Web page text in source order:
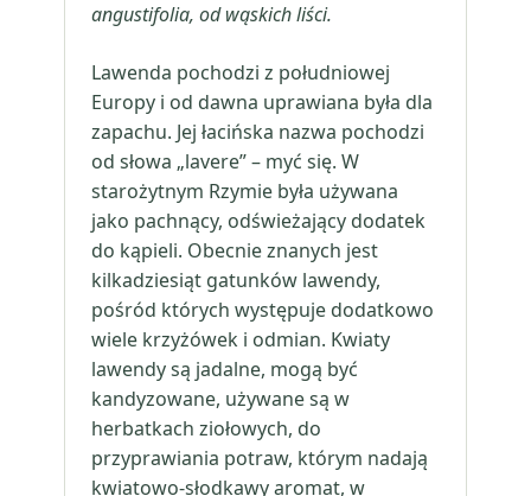
angustifolia, od wąskich liści.
Lawenda pochodzi z południowej
Europy i od dawna uprawiana była dla
zapachu. Jej łacińska nazwa pochodzi
od słowa „lavere” – myć się. W
starożytnym Rzymie była używana
jako pachnący, odświeżający dodatek
do kąpieli. Obecnie znanych jest
kilkadziesiąt gatunków lawendy,
pośród których występuje dodatkowo
wiele krzyżówek i odmian. Kwiaty
lawendy są jadalne, mogą być
kandyzowane, używane są w
herbatkach ziołowych, do
przyprawiania potraw, którym nadają
kwiatowo-słodkawy aromat, w